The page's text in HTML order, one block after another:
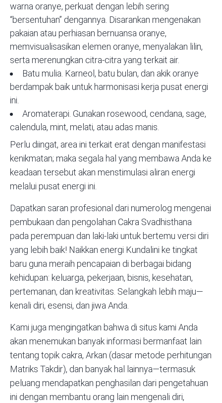
warna oranye, perkuat dengan lebih sering
“bersentuhan” dengannya. Disarankan mengenakan
pakaian atau perhiasan bernuansa oranye,
memvisualisasikan elemen oranye, menyalakan lilin,
serta merenungkan citra-citra yang terkait air.
Batu mulia. Karneol, batu bulan, dan akik oranye
berdampak baik untuk harmonisasi kerja pusat energi
ini.
Aromaterapi. Gunakan rosewood, cendana, sage,
calendula, mint, melati, atau adas manis.
Perlu diingat, area ini terkait erat dengan manifestasi
kenikmatan; maka segala hal yang membawa Anda ke
keadaan tersebut akan menstimulasi aliran energi
melalui pusat energi ini.
Dapatkan saran profesional dari numerolog mengenai
pembukaan dan pengolahan Cakra Svadhisthana
pada perempuan dan laki-laki untuk bertemu versi diri
yang lebih baik! Naikkan energi Kundalini ke tingkat
baru guna meraih pencapaian di berbagai bidang
kehidupan: keluarga, pekerjaan, bisnis, kesehatan,
pertemanan, dan kreativitas. Selangkah lebih maju—
kenali diri, esensi, dan jiwa Anda.
Kami juga mengingatkan bahwa di situs kami Anda
akan menemukan banyak informasi bermanfaat lain
tentang topik cakra, Arkan (dasar metode perhitungan
Matriks Takdir), dan banyak hal lainnya—termasuk
peluang mendapatkan penghasilan dari pengetahuan
ini dengan membantu orang lain mengenali diri,